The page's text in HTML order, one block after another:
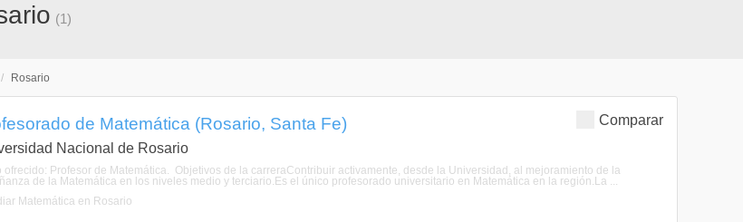
(1)
/ Rosario
Comparar
de Matemática (Rosario, Santa Fe)
Nacional de Rosario
ofrecido: Profesor de Matemática. Objetivos de la carreraContribuir activamente, desde la Universidad, al mejoramiento de la
de la Matemática en los niveles medio y terciario.Es el único profesorado universitario en Matemática en la región.La ...
Matemática en Rosario